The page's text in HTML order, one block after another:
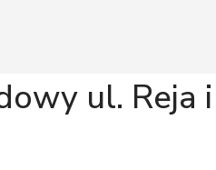
ul. Reja